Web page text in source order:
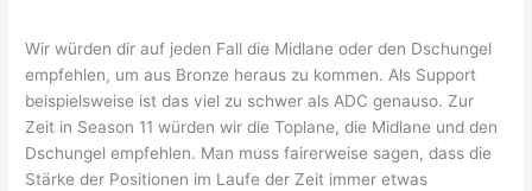
Wir würden dir auf jeden Fall die Midlane oder den Dschungel
empfehlen, um aus Bronze heraus zu kommen. Als Support
beispielsweise ist das viel zu schwer als ADC genauso. Zur
Zeit in Season 11 würden wir die Toplane, die Midlane und den
Dschungel empfehlen. Man muss fairerweise sagen, dass die
Stärke der Positionen im Laufe der Zeit immer etwas